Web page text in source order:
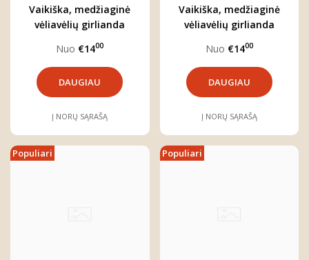
Vaikiška, medžiaginė
vėliavėlių girlianda
Nuo €1400
DAUGIAU
Į NORŲ SĄRAŠĄ
Vaikiška, medžiaginė
vėliavėlių girlianda
Nuo €1400
DAUGIAU
Į NORŲ SĄRAŠĄ
Populiari Populiari